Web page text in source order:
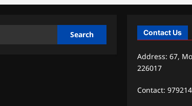
Contact Us
Address: 67,
226017
Contact: